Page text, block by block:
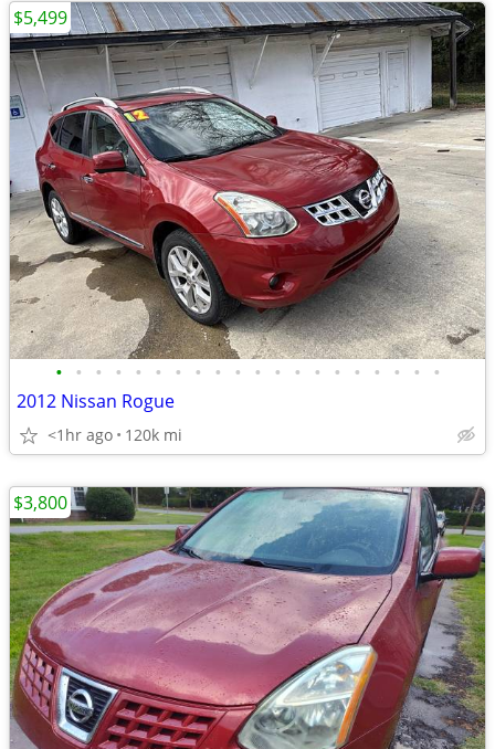
• • • • • • • • • • • • • • • • • • • •
2012 Nissan Rogue
<1hr ago 120k mi
$5,499
$3,800